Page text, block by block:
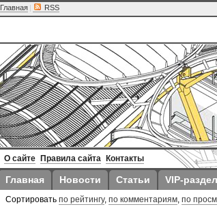
Главная | RSS
О сайте Правила сайта Контакты
Главная Новости Статьи VIP-раздел
Сортировать по рейтингу, по комментариям, по